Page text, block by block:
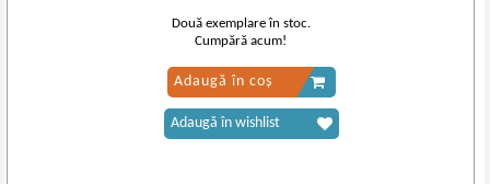
Două exemplare în stoc.
Cumpără acum!
Adaugă în coș
Adaugă în wishlist